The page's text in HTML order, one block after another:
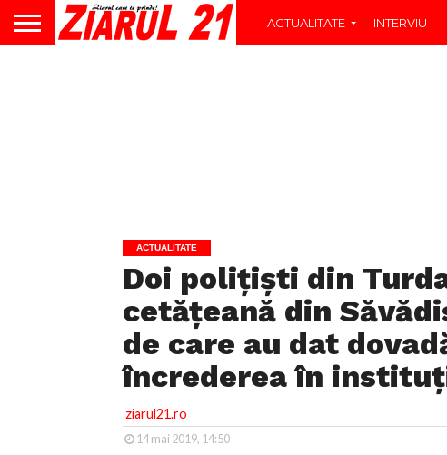
ACTUALITATE INTERVIU
ACTUALITATE
Doi polițiști din
cetățeană din
de care au dat
încrederea în
ziarul21.ro
14 mai 2019, 14:50